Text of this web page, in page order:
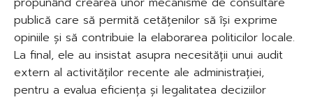
publică care să permită cetățenilor să își exprime
opiniile și să contribuie la elaborarea politicilor locale.
La final, ele au insistat asupra necesității unui audit
extern al activităților recente ale administrației,
pentru a evalua eficiența și legalitatea deciziilor